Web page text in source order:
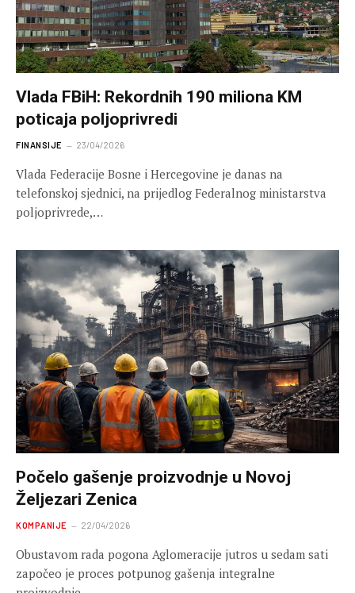
Vlada FBiH: Rekordnih 190 miliona KM
poticaja poljoprivredi
FINANSIJE 23/04/2026
Vlada Federacije Bosne i Hercegovine je danas na
telefonskoj sjednici, na prijedlog Federalnog ministarstva
poljoprivrede,…
Počelo gašenje proizvodnje u Novoj
Željezari Zenica
KOMPANIJE 22/04/2026
Obustavom rada pogona Aglomeracije jutros u sedam sati
započeo je proces potpunog gašenja integralne